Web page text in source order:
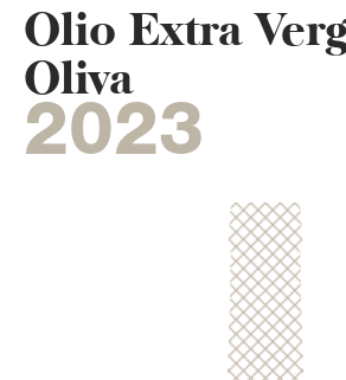
Olio Extra
Oliva
2023